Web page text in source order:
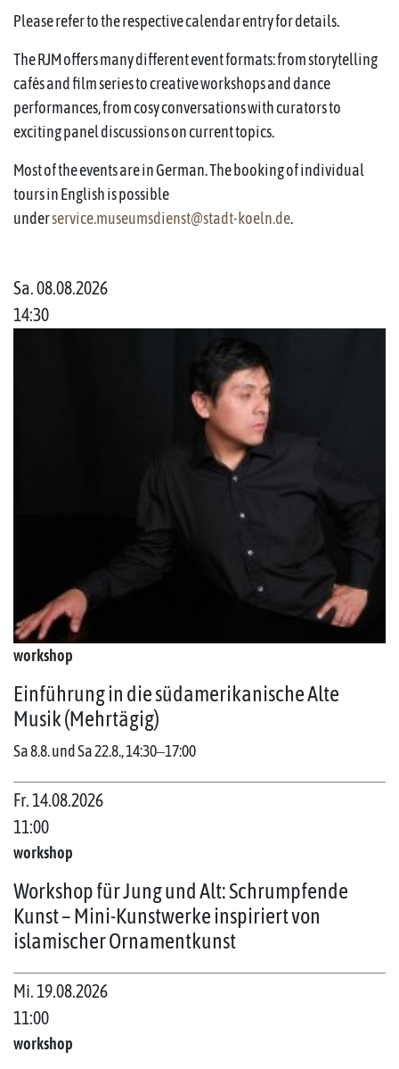
Please refer to the respective calendar entry for details.
The RJM offers many different event formats: from storytelling
cafés and film series to creative workshops and dance
performances, from cosy conversations with curators to
exciting panel discussions on current topics.
Most of the events are in German. The booking of individual
tours in English is possible
underservice.museumsdienst@stadt-koeln.de.
Sa. 08.08.2026
14:30
workshop
Einführung in die südamerikanische Alte
Musik (Mehrtägig)
Sa 8.8. und Sa 22.8., 14:30‒17:00
Fr. 14.08.2026
11:00
workshop
Workshop für Jung und Alt: Schrumpfende
Kunst – Mini-Kunstwerke inspiriert von
islamischer Ornamentkunst
Mi. 19.08.2026
11:00
workshop